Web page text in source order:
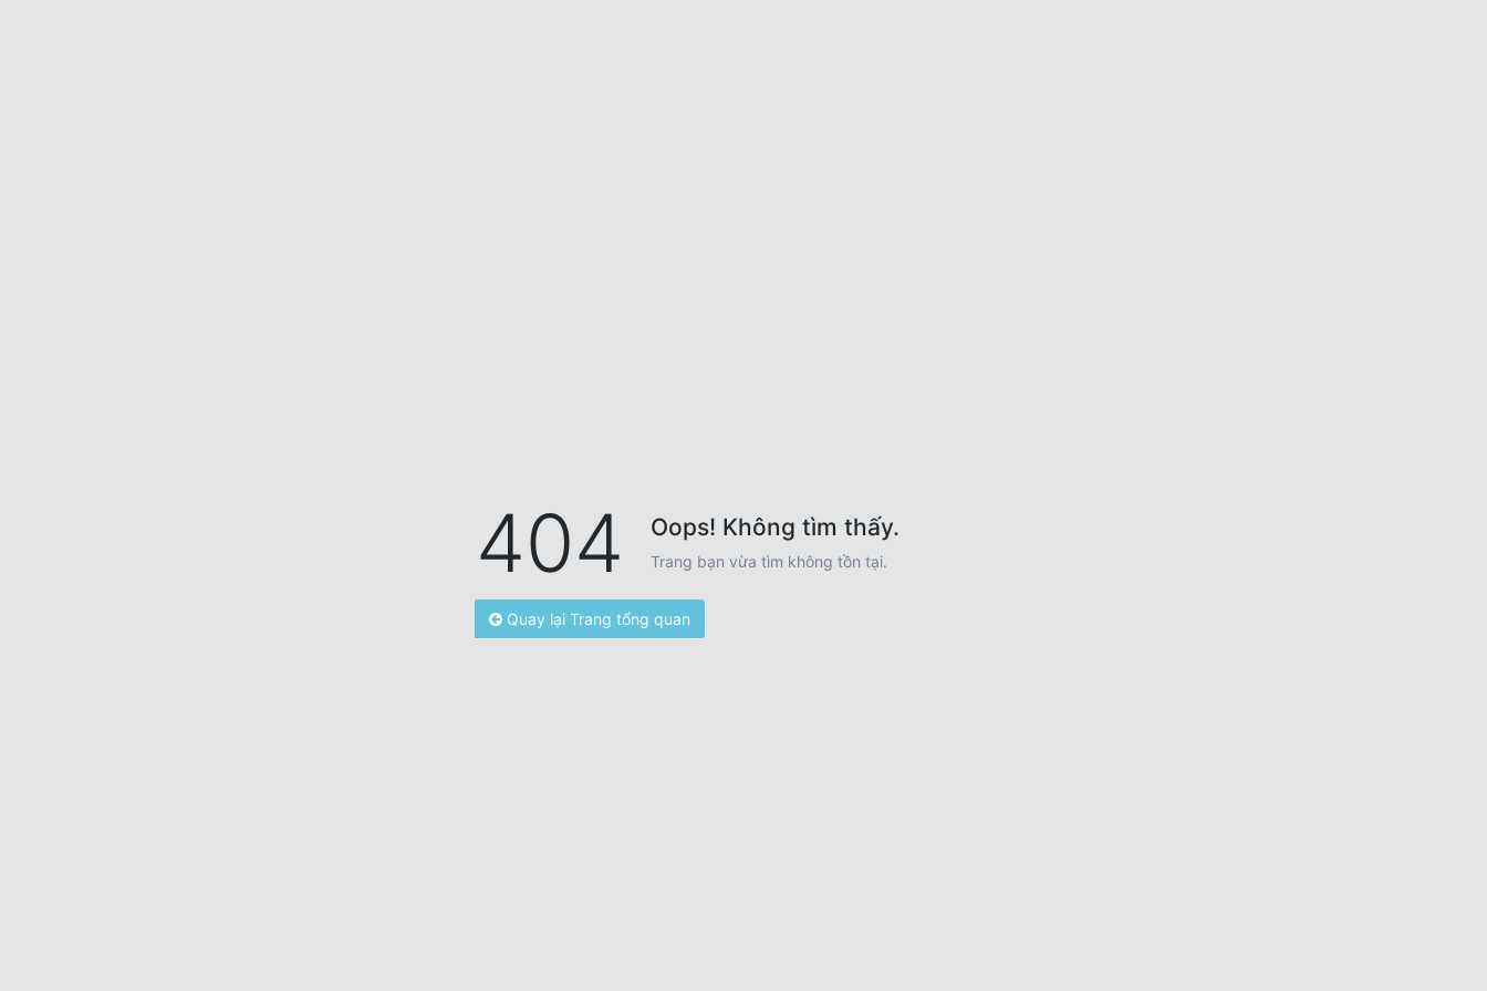
404 Oops! Không tìm thấy.
Trang bạn vừa tìm không tồn tại.
Quay lại Trang tổng quan